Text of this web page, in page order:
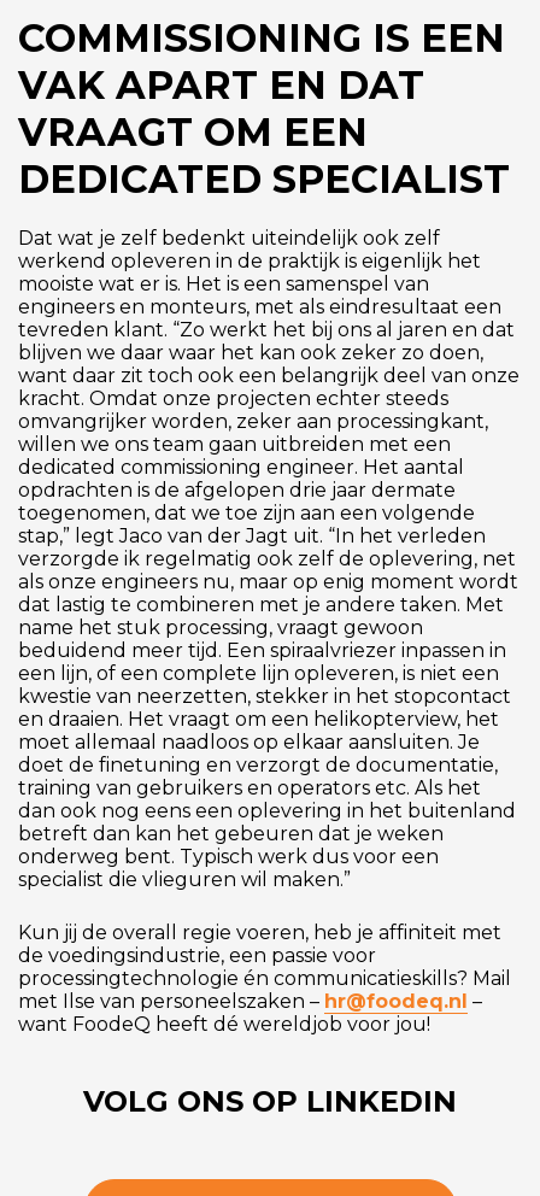
COMMISSIONING IS EEN
VAK APART EN DAT
VRAAGT OM EEN
DEDICATED SPECIALIST
Dat wat je zelf bedenkt uiteindelijk ook zelf
werkend opleveren in de praktijk is eigenlijk het
mooiste wat er is. Het is een samenspel van
engineers en monteurs, met als eindresultaat een
tevreden klant. “Zo werkt het bij ons al jaren en dat
blijven we daar waar het kan ook zeker zo doen,
want daar zit toch ook een belangrijk deel van onze
kracht. Omdat onze projecten echter steeds
omvangrijker worden, zeker aan processingkant,
willen we ons team gaan uitbreiden met een
dedicated commissioning engineer. Het aantal
opdrachten is de afgelopen drie jaar dermate
toegenomen, dat we toe zijn aan een volgende
stap,” legt Jaco van der Jagt uit. “In het verleden
verzorgde ik regelmatig ook zelf de oplevering, net
als onze engineers nu, maar op enig moment wordt
dat lastig te combineren met je andere taken. Met
name het stuk processing, vraagt gewoon
beduidend meer tijd. Een spiraalvriezer inpassen in
een lijn, of een complete lijn opleveren, is niet een
kwestie van neerzetten, stekker in het stopcontact
en draaien. Het vraagt om een helikopterview, het
moet allemaal naadloos op elkaar aansluiten. Je
doet de finetuning en verzorgt de documentatie,
training van gebruikers en operators etc. Als het
dan ook nog eens een oplevering in het buitenland
betreft dan kan het gebeuren dat je weken
onderweg bent. Typisch werk dus voor een
specialist die vlieguren wil maken.”
Kun jij de overall regie voeren, heb je affiniteit met
de voedingsindustrie, een passie voor
processingtechnologie én communicatieskills? Mail
met Ilse van personeelszaken – hr@foodeq.nl –
want FoodeQ heeft dé wereldjob voor jou!
VOLG ONS OP LINKEDIN